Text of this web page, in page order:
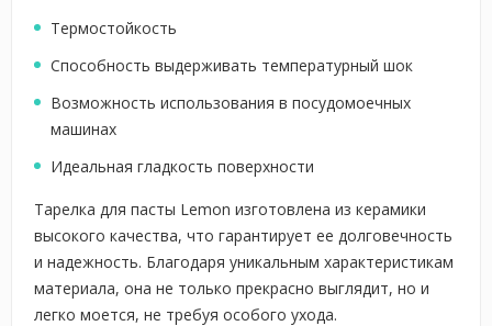
Термостойкость
Способность выдерживать температурный шок
Возможность использования в посудомоечных
машинах
Идеальная гладкость поверхности
Тарелка для пасты Lemon изготовлена из керамики
высокого качества, что гарантирует ее долговечность
и надежность. Благодаря уникальным характеристикам
материала, она не только прекрасно выглядит, но и
легко моется, не требуя особого ухода.